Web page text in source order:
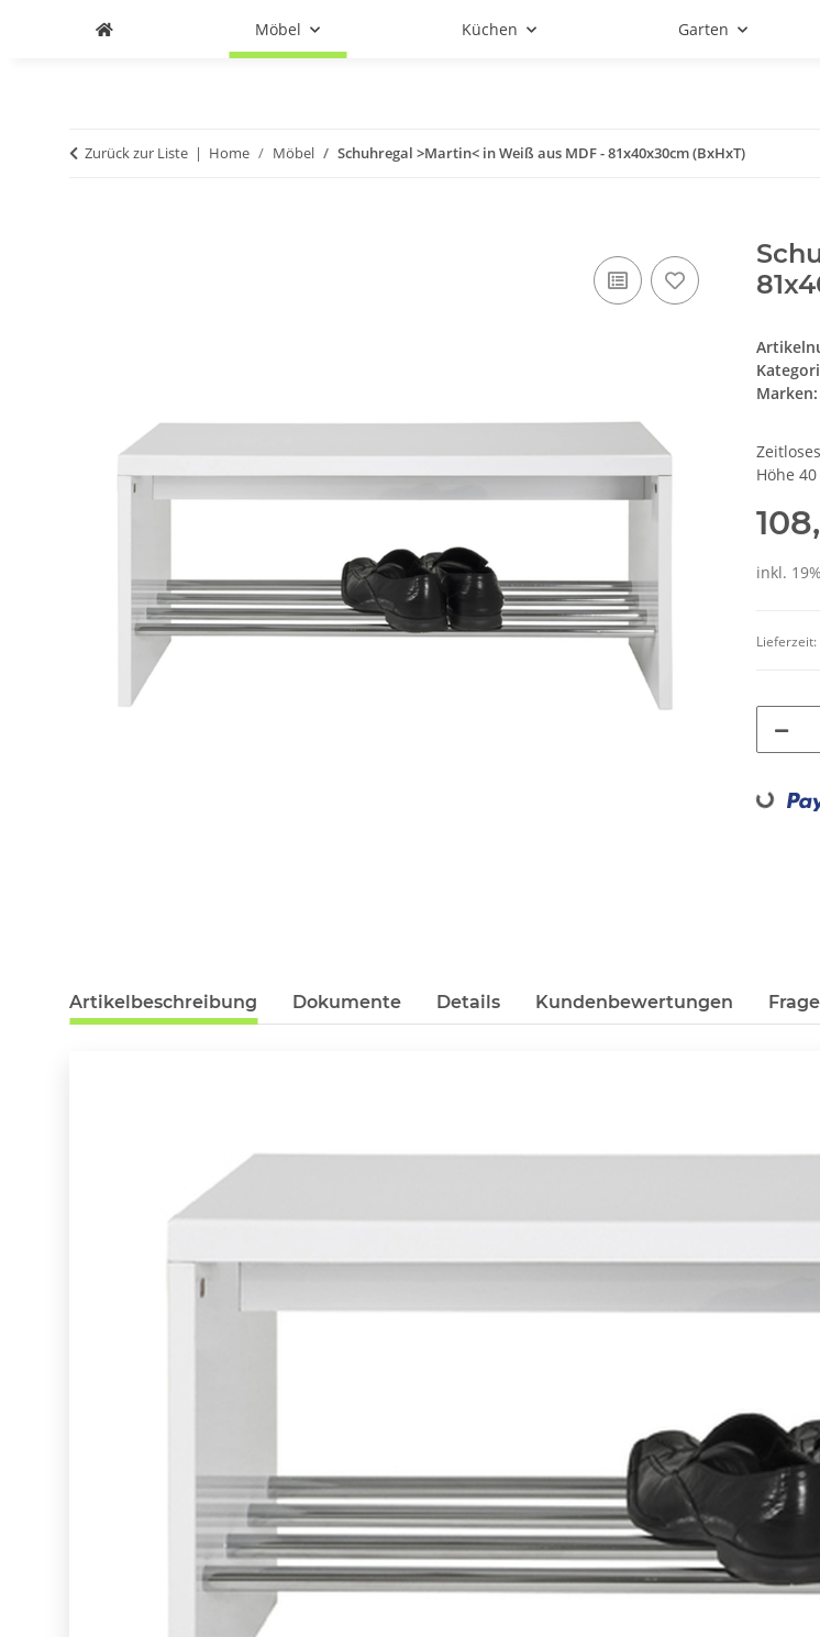
Möbel Küchen Garten
Zurück zur Liste Home Möbel Schuhregal >Martin< in Weiß aus MDF - 81x40x30cm (BxHxT)
Marken:
Höhe
inkl.
Lieferzeit:
Loading...
Artikelbeschreibung Dokumente Details Kundenbewertungen